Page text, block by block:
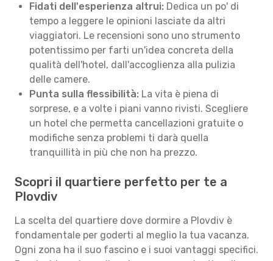
Fidati dell'esperienza altrui: Dedica un po' di
tempo a leggere le opinioni lasciate da altri
viaggiatori. Le recensioni sono uno strumento
potentissimo per farti un'idea concreta della
qualità dell'hotel, dall'accoglienza alla pulizia
delle camere.
Punta sulla flessibilità: La vita è piena di
sorprese, e a volte i piani vanno rivisti. Scegliere
un hotel che permetta cancellazioni gratuite o
modifiche senza problemi ti darà quella
tranquillità in più che non ha prezzo.
Scopri il quartiere perfetto per te a
Plovdiv
La scelta del quartiere dove dormire a Plovdiv è
fondamentale per goderti al meglio la tua vacanza.
Ogni zona ha il suo fascino e i suoi vantaggi specifici.